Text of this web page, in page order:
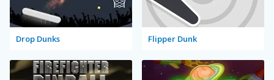
Drop Dunks Flipper Dunk